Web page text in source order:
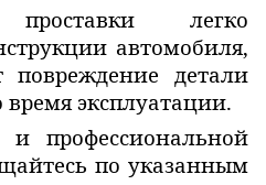
проставки легко
автомобиля,
повреждение детали
эксплуатации.
профессиональной
по указанным